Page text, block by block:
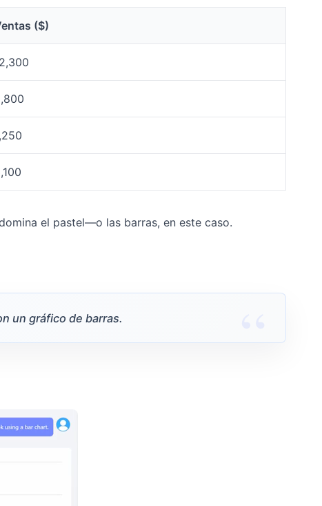
($)
el pastel—o las barras, en este caso.
un gráfico de barras.